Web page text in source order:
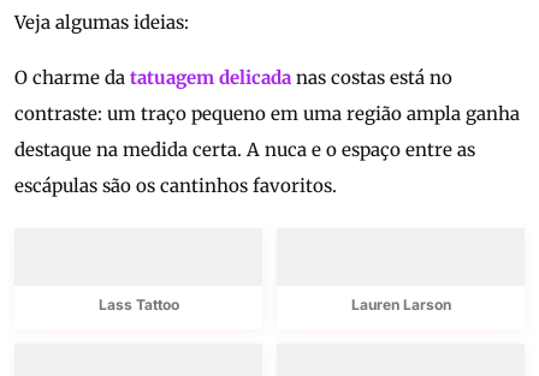
Veja algumas ideias:
O charme da tatuagem delicada nas costas está no
contraste: um traço pequeno em uma região ampla ganha
destaque na medida certa. A nuca e o espaço entre as
escápulas são os cantinhos favoritos.
Lass Tattoo Lauren Larson